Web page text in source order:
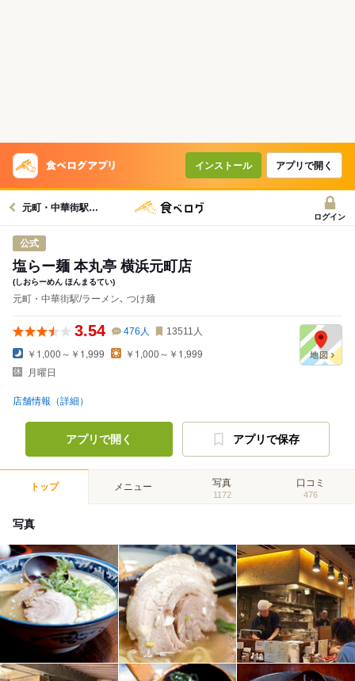
インストール アプリで開く
元町・中華街駅グルメへ
ログイン
公式
塩らー麺 本丸亭 横浜元町店
(しおらーめん ほんまるてい)
元町・中華街駅/ラーメン､ つけ麺
3.54 476 人 13511 人
￥1,000～￥1,999
￥1,000～￥1,999
月曜日
店舗情報（詳細）
アプリで開く アプリで保存
トップ メニュー 写真
1172
口コミ
476
写真